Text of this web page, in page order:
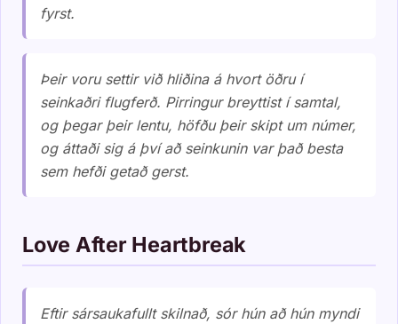
fyrst.
Þeir voru settir við hliðina á hvort öðru í
seinkaðri flugferð. Pirringur breyttist í samtal,
og þegar þeir lentu, höfðu þeir skipt um númer,
og áttaði sig á því að seinkunin var það besta
sem hefði getað gerst.
Love After Heartbreak
Eftir sársaukafullt skilnað, sór hún að hún myndi